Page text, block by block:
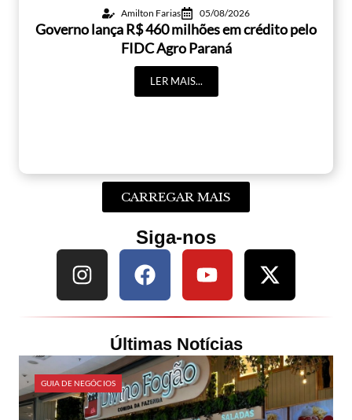
Amilton Farias 05/08/2026
Governo lança R$ 460 milhões em crédito pelo
FIDC Agro Paraná
LER MAIS...
CARREGAR MAIS
Siga-nos
Últimas Notícias
GUIA DE NEGÓCIOS